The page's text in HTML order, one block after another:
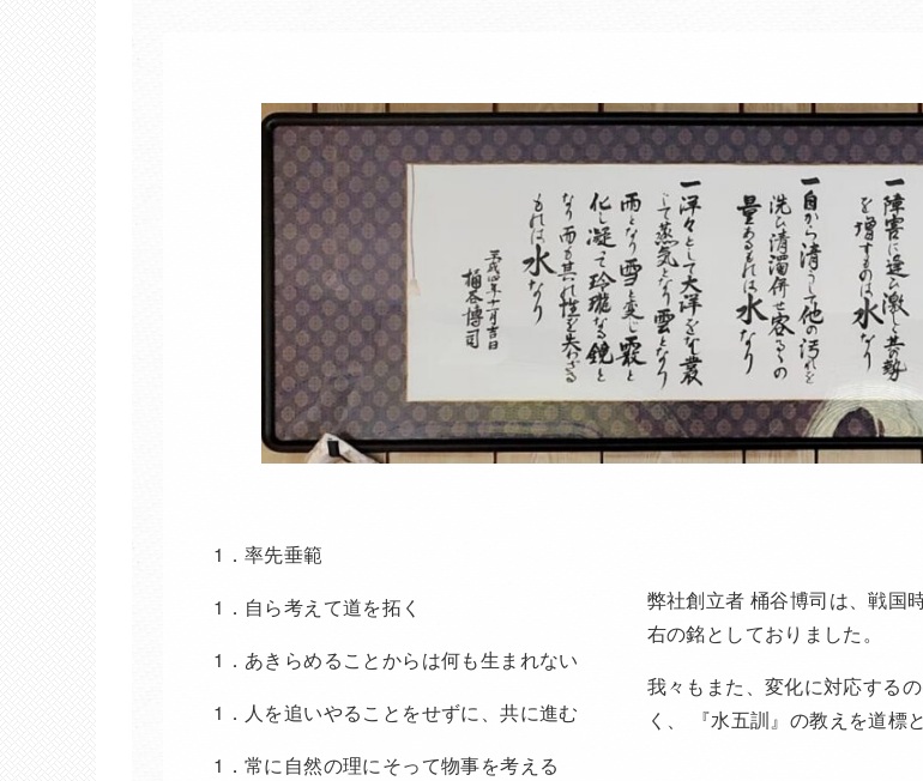
1．率先垂範
1．自ら考えて道を拓く
1．あきらめることからは何も生まれない
1．人を追いやることをせずに、共に進む
1．常に自然の理にそって物事を考える
弊社創立者 桶谷博司は、戦国
右の銘としておりました。
我々もまた、変化に対応する
く、 『水五訓』の教えを道標